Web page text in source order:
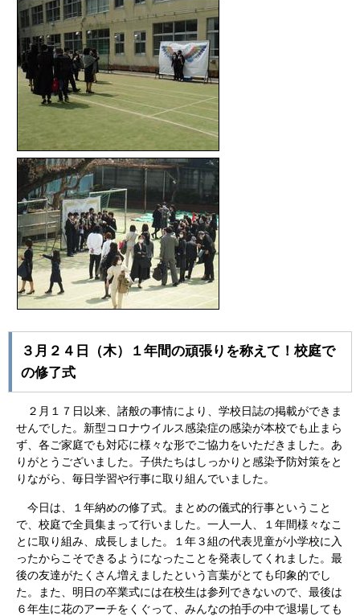
３月２４日（木）１年間の頑張りを称えて！校庭で
の修了式
２月１７日以来、諸般の事情により、学校日誌の掲載ができま
せんでした。新型コロナウイルス感染症の感染が本校でも止まら
ず、各ご家庭でも対応に様々な形でご協力をいただきました。あ
りがとうございました。子供たちはしっかりと感染予防対策をと
りながら、毎日学習や行事に取り組んでいました。
今日は、１年納めの修了式。まとめの儀式的行事ということ
で、校庭で全員集まって行いました。一人一人、１年間様々なこ
とに取り組み、成長しました。１年３組の代表児童が小学校に入
ったからこそできるようになったことを発表してくれました。最
後の友達がたくさん増えましたという言葉がとても印象的でし
た。また、明日の卒業式には在校生は参列できないので、最後は
６年生に花のアーチをくぐって、みんなの拍手の中で退場しても